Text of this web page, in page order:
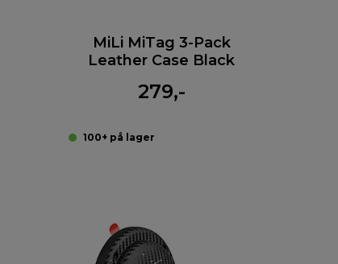
MiLi MiTag 3-Pack
Leather Case Black
279,-
100+ på lager